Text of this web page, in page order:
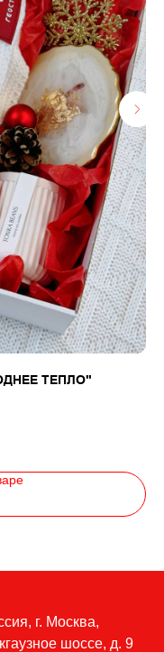
ТЕПЛО"
г. Москва,
шоссе, д. 9